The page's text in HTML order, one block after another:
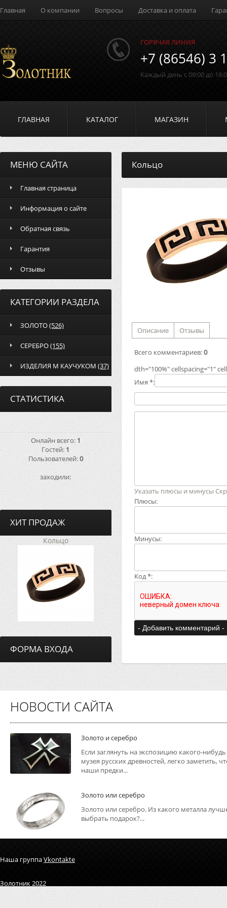
Главная О компании Вопросы Доставка и оплата
ГОРЯЧАЯ ЛИНИЯ
+7 (86546) 3
Каждый день с 09:00 до
ГЛАВНАЯ КАТАЛОГ МАГАЗИН
МЕНЮ САЙТА
Главная страница
Информация о сайте
Обратная связь
Гарантия
Отзывы
КАТЕГОРИИ РАЗДЕЛА
ЗОЛОТО(526)
СЕРЕБРО(155)
ИЗДЕЛИЯ М КАУЧУКОМ (37)
СТАТИСТИКА
Онлайн всего: 1
Гостей: 1
Пользователей:0
заходили:
ХИТ ПРОДАЖ
Кольцо
ФОРМА ВХОДА
Кольцо
Описание Отзывы
Всего комментариев:0
dth="100%" cellspacing="1"
Имя *:
Указать плюсы и минусы
Плюсы:
Минусы:
Код *:
НОВОСТИ САЙТА
Золото и серебро
Если заглянуть на экспозицию какого-нибудь
музея русских древностей, легко заметить,
наши предки...
Золото или серебро
Золото или серебро. Из какого металла
выбрать подарок?...
Наша группаVkontakte
Золотник 2022